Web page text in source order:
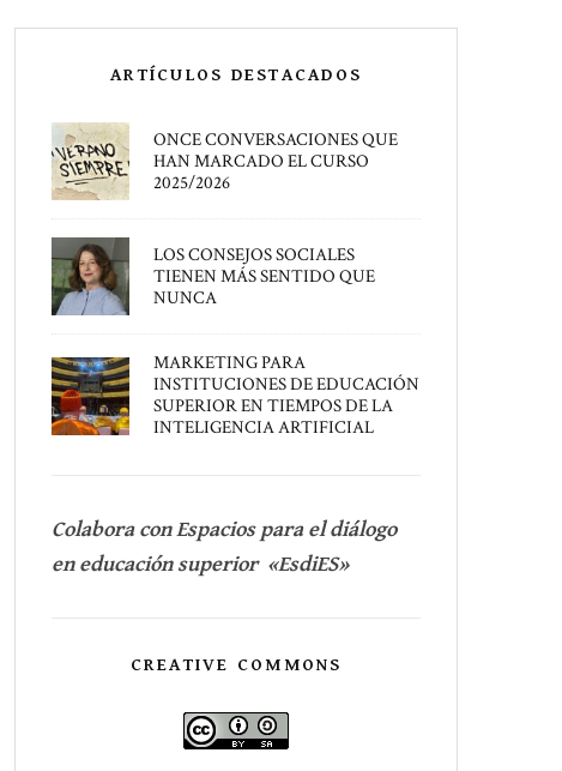
ARTÍCULOS DESTACADOS
ONCE CONVERSACIONES QUE
HAN MARCADO EL CURSO
2025/2026
LOS CONSEJOS SOCIALES
TIENEN MÁS SENTIDO QUE
NUNCA
MARKETING PARA
INSTITUCIONES DE EDUCACIÓN
SUPERIOR EN TIEMPOS DE LA
INTELIGENCIA ARTIFICIAL
Colabora con Espacios para el diálogo
en educación superior «EsdiES»
CREATIVE COMMONS